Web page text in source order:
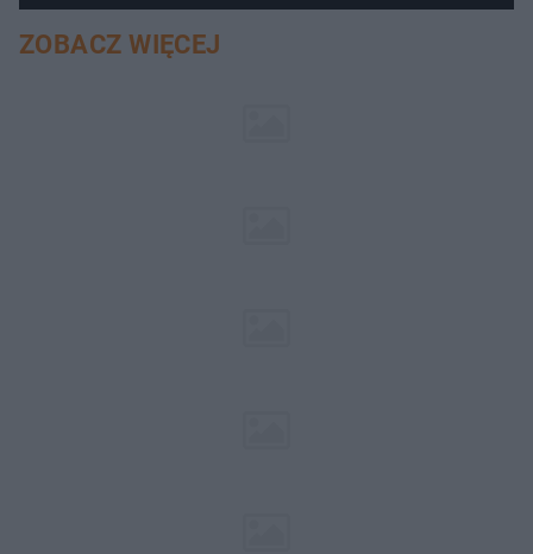
pociemniałą biżuterię
ZOBACZ WIĘCEJ